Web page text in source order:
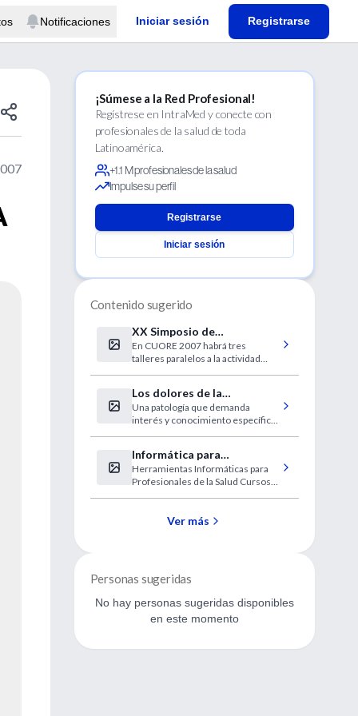
Notificaciones Iniciar sesión Registrarse
¡Súmese a la Red Profesional!
Regístrese en IntraMed y conecte con
profesionales de la salud de toda
Latinoamérica.
+1.1 M profesionales de la salud
Impulse su perfil
Registrarse
Iniciar sesión
Contenido sugerido
XX Simposio de
Cardiología CUORE 2007
En CUORE 2007 habrá tres
talleres paralelos a la actividad
Los dolores de la
fibromialgia se localizan en
18 puntos clave
Una patología que demanda
interés y conocimiento específico
Informática para
Profesionales de la Salud
Herramientas Informáticas para
Profesionales de la Salud Cursos
Ver más
Personas sugeridas
No hay personas sugeridas disponibles
en este momento